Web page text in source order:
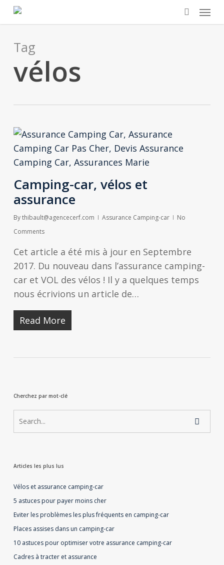
Skip
content
search
Menu
Tag
vélos
Camping-car, vélos et
assurance
Bythibault@agencecerf.com Assurance Camping-car
No
Comments
Cet article a été mis à jour en Septembre
2017. Du nouveau dans l’assurance camping-
car et VOL des vélos ! Il y a quelques temps
nous écrivions un article de…
Read More
Cherchez par mot-clé
Articles les plus lus
Vélos et assurance camping-car
5 astuces pour payer moins cher
Eviter les problèmes les plus fréquents en camping-car
Places assises dans un camping-car
10 astuces pour optimiser votre assurance camping-car
Cadres à tracter et assurance